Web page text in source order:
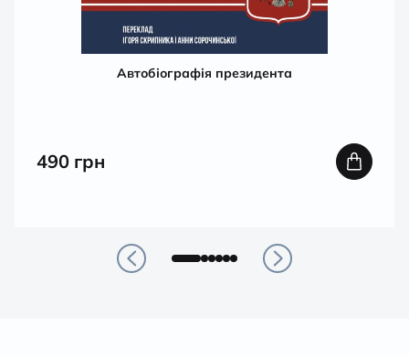
Автобіографія президента
490 грн